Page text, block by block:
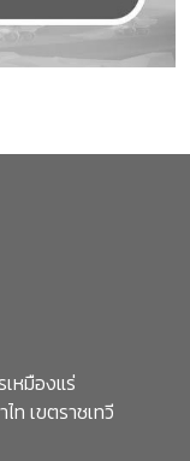
หมืองแร่
เขตราชเทวี